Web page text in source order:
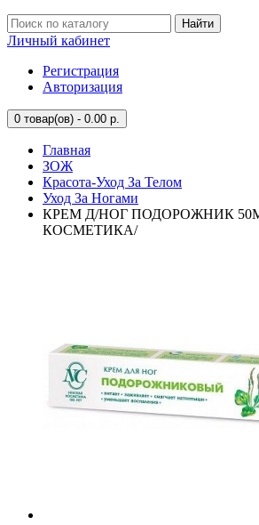
Найти
Личный кабинет
Регистрация
Авторизация
0 товар(ов) - 0.00 р.
Главная
ЗОЖ
Красота-Уход За Телом
Уход За Ногами
КРЕМ Д/НОГ ПОДОРОЖНИК
КОСМЕТИКА/